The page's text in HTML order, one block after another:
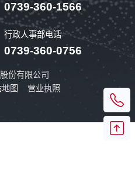
0739-360-1566
行政人事部电话
0739-360-0756
份有限公司
地图 营业执照